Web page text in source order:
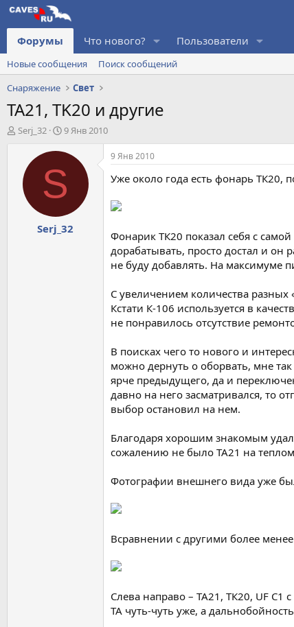
Форумы Что нового? Пользователи
Новые сообщения
Поиск сообщений
Снаряжение
Свет
TA21, TK20 и другие
А
Serj_32
Д
т
н
а
а
л
9 Янв 2010
S
Serj_32
9 Янв 2010
Уже около года есть фонарь ТК20,
Фонарик ТК20 показал себя с
дорабатывать, просто достал и он
не буду добавлять. На максимуме
С увеличением количества разных
Кстати К-106 используется в
не понравилось отсутствие
В поисках чего то нового и
можно дернуть о оборвать, мне
ярче предыдущего, да и
давно на него засматривался, то
выбор остановил на нем.
Благодаря хорошим знакомым
сожалению не было ТА21 на
Фотографии внешнего вида уже
Всравнении с другими более
Слева направо – ТА21, ТК20, UF
ТА чуть-чуть уже, а